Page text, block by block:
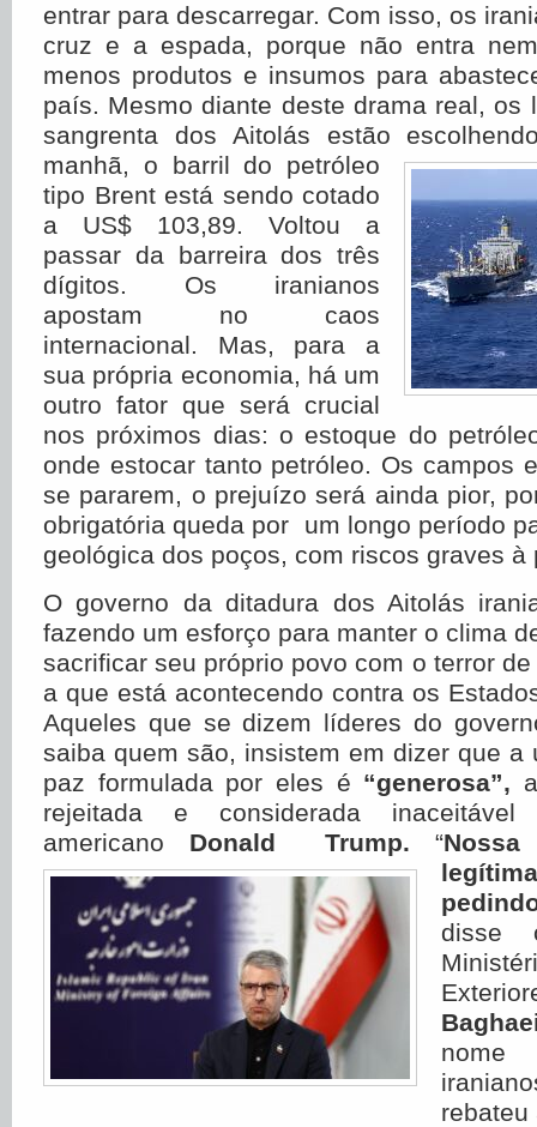
entrar para descarregar. Com isso, os
cruz e a espada, porque não entra
menos produtos e insumos para
país. Mesmo diante deste drama real, os
sangrenta dos Aitolás estão
manhã, o barril do petróleo
tipo Brent está sendo cotado
a US$ 103,89. Voltou a
passar da barreira dos três
dígitos. Os iranianos
apostam no caos
internacional. Mas, para a
sua própria economia, há um
outro fator que será crucial
nos próximos dias: o estoque do
onde estocar tanto petróleo. Os campos
se pararem, o prejuízo será ainda pior,
obrigatória queda por um longo período
geológica dos poços, com riscos graves à
O governo da ditadura dos Aitolás
fazendo um esforço para manter o clima
sacrificar seu próprio povo com o terror
a que está acontecendo contra os
Aqueles que se dizem líderes do
saiba quem são, insistem em dizer que a
paz formulada por eles é “generosa”,
rejeitada e considerada inaceitável
americano Donald Trump. “
disse
rebateu